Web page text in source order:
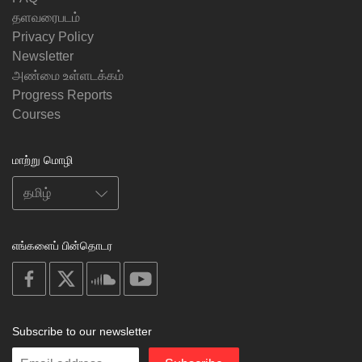
தளவரைபடம்
Privacy Policy
Newsletter
அண்மை உள்ளடக்கம்
Progress Reports
Courses
மாற்று மொழி
எங்களைப் பின்தொடர
on
facebook
soundcloud
Subscribe to our newsletter
Enter